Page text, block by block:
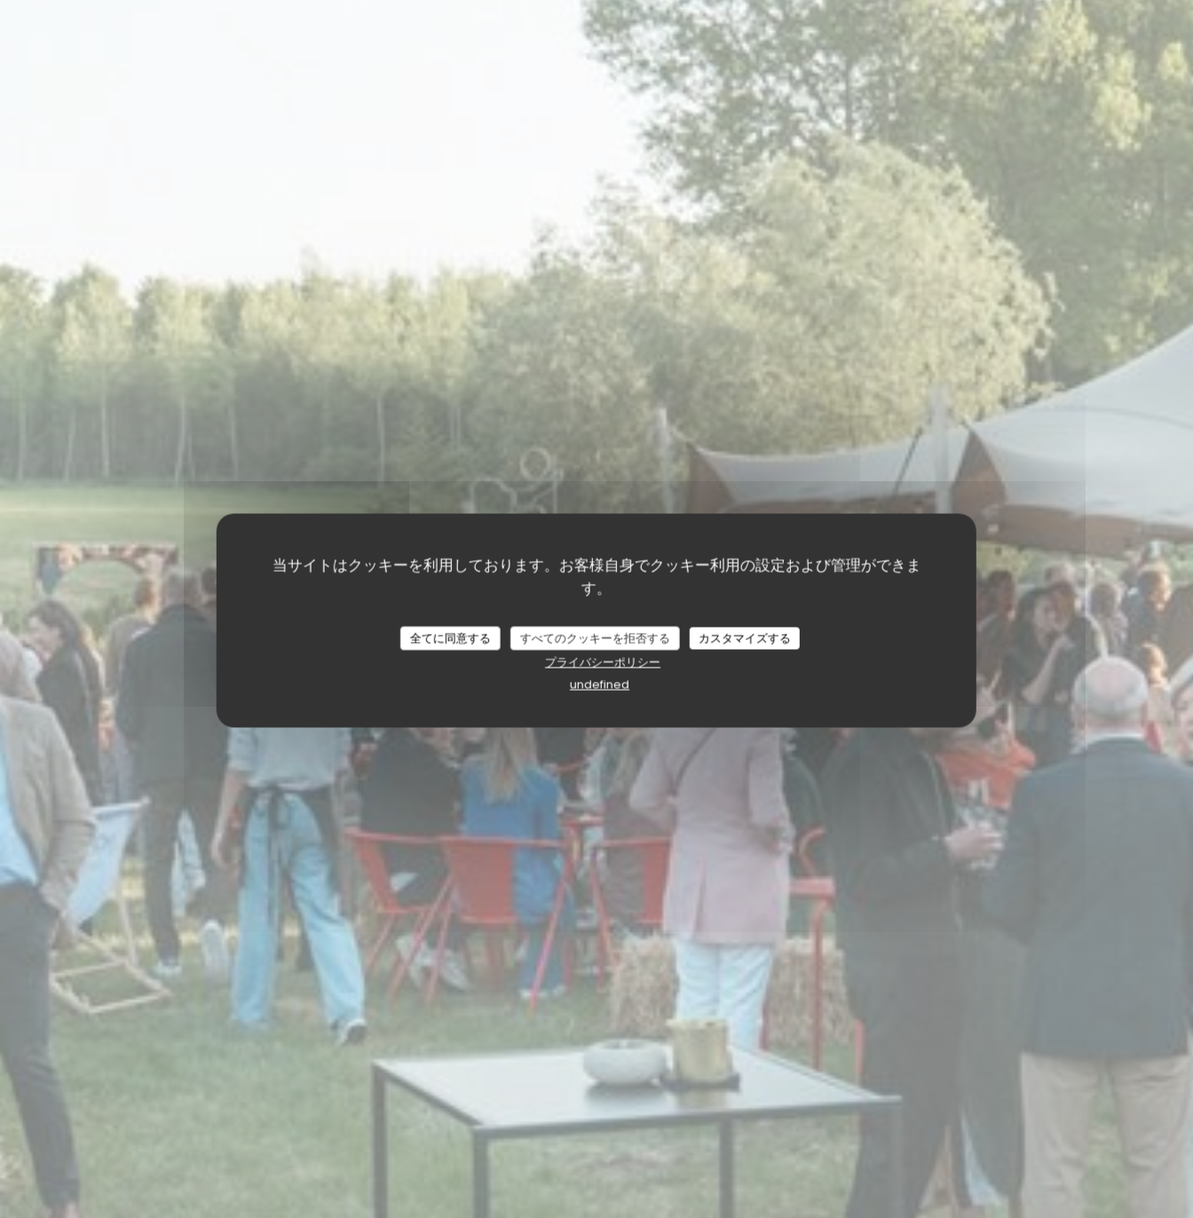
当サイトはクッキーを利用しております。お客様自身でクッキー利用の設定および管理ができま
す。
全てに同意する すべてのクッキーを拒否する
カスタマイズする
プライバシーポリシー
undefined
Bar Hay